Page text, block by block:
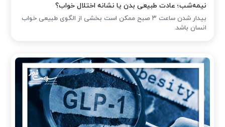
نیمه‌شب؛ عادت طبیعی بدن یا نشانه اختلال خواب؟
بیدار شدن ساعت ۳ صبح ممکن است بخشی از الگوی طبیعی خواب
انسان باشد.